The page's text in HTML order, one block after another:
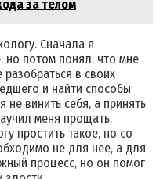
за телом
Сначала я
но потом понял‚ что мне
в своих
и найти способы
винить себя‚ а принять
меня прощать.
простить такое‚ но со
не для нее‚ а для
процесс‚ но он помог